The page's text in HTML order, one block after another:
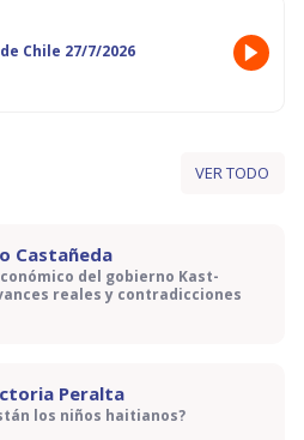
Chile 27/7/2026
VER TODO
Castañeda
del gobierno Kast-
reales y contradicciones
Peralta
los niños haitianos?